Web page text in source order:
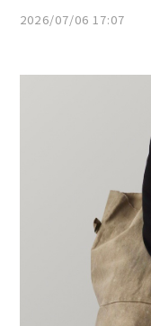
2026/07/06 17:07